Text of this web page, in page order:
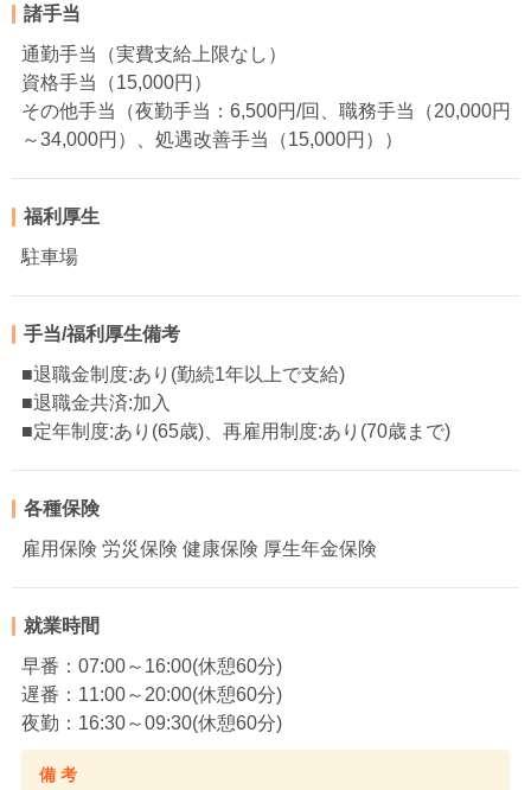
諸手当
通勤手当（実費支給上限なし）
資格手当（15,000円）
その他手当（夜勤手当：6,500円/回、職務手当（20,000円
～34,000円）、処遇改善手当（15,000円））
福利厚生
駐車場
手当/福利厚生備考
■退職金制度:あり(勤続1年以上で支給)
■退職金共済:加入
■定年制度:あり(65歳)、再雇用制度:あり(70歳まで)
各種保険
雇用保険 労災保険 健康保険 厚生年金保険
就業時間
早番：07:00～16:00(休憩60分)
遅番：11:00～20:00(休憩60分)
夜勤：16:30～09:30(休憩60分)
備 考